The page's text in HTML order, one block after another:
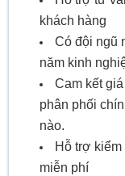
khách hàng
Có đội ngũ
năm kinh
Cam kết
phân phối
nào.
Hỗ trợ
miễn phí